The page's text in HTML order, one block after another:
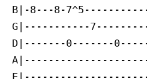
B|-8---8-
G|-----------
D|-------0-------